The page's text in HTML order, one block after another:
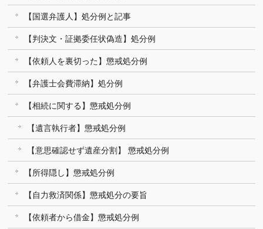
【国選弁護人】処分例と記事
【判決文・証拠委任状偽造】処分例
【依頼人を裏切った】懲戒処分例
【弁護士会費滞納】処分例
【相続に関する】懲戒処分例
【遺言執行者】懲戒処分例
【意思確認せず遺産分割】 懲戒処分例
【所得隠し】懲戒処分例
【自力救済関係】懲戒処分の要旨
【依頼者から借金】懲戒処分例